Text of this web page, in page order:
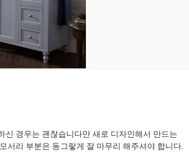
경우는 괜찮습니다만 새로 디자인해서 만드는
서리 부분은 동그랗게 잘 마무리 해주셔야 합니다.